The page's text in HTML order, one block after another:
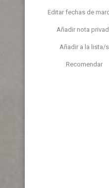
Editar fechas de
Añadir nota
Añadir a la lista/s
Recomendar